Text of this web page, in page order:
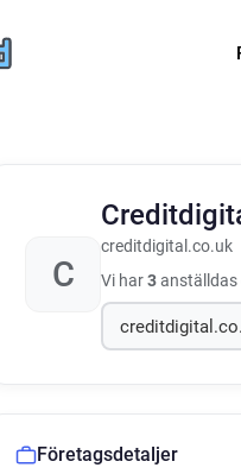
C
creditdigital.co.uk
Vi har3anställdas
Företagsdetaljer